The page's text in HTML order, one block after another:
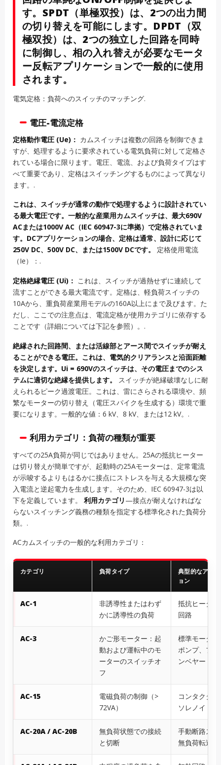
す。SPDT（単極双投）は、2つの出力間
の切り替えを可能にします。DPDT（双
極双投）は、2つの独立した回路を同時
に制御し、相の入れ替えが必要なモータ
ー反転アプリケーションで一般的に使用
されます。
電気定格：負荷へのスイッチのマッチング.
電圧-電流定格
定格動作電圧 (Ue)： カムスイッチは複数の回路を制御できま
すが、処理するように要求されている電気負荷に対して定格さ
れている場合に限ります。電圧、電流、および負荷タイプはす
べて重要であり、定格はスイッチングするものによって異なり
ます。.
これは、スイッチが通常の動作で処理するように設計されてい
る最大電圧です。一般的な産業用カムスイッチは、最大690V
ACまたは1000V AC（IEC 60947-3に準拠）で定格されていま
す。DCアプリケーションの場合、定格は通常、設計に応じて
250V DC、500V DC、または1500V DCです。
定格使用電流
（Ie）：.
定格絶縁電圧 (Ui)： これは、スイッチが過熱せずに連続して
流すことができる最大電流です。定格は、軽負荷スイッチの
10Aから、重負荷産業用モデルの160A以上にまで及びます。た
だし、ここでの注意点は、電流定格が使用カテゴリに依存する
ことです（詳細については下記を参照）。.
絶縁された回路間、または活線部とアース間でスイッチが耐え
ることができる電圧。これは、電気的クリアランスと沿面距離
を決定します。Ui = 690Vのスイッチは、その電圧までのシス
テムに適切な絶縁を提供します。
スイッチが絶縁破壊なしに耐
えられるピーク過渡電圧。これは、雷にさらされる環境や、頻
繁なモーターの切り替え（電圧スパイクを生成する）環境で重
要になります。一般的な値：6 kV、8 kV、または12 kV。.
利用カテゴリ：負荷の種類が重要
すべての25A負荷が同じではありません。25Aの抵抗ヒーター
は切り替えが簡単ですが、起動時の25Aモーターは、定常電流
が示唆するよりもはるかに接点にストレスを与える大規模な突
入電流と逆起電力を生成します。そのため、IEC 60947-3は以
下を定義しています。 利用カテゴリ —接点が耐えなければな
らないスイッチング義務の種類を指定する標準化された負荷分
類。.
ACカムスイッチの一般的な利用カテゴリ：
カテゴリ 負荷タイプ
典型的なアプ
ョン
AC-1
非誘導性またはわず
かに誘導性の負荷
抵抗ヒータ
回路
AC-3
かご形モーター：起
動および運転中のモ
ーターのスイッチオ
フ
標準モータ
ポンプ、フ
ンベヤー
AC-15
電磁負荷の制御（>
72VA）
コンタクタ
ソレノイド
AC-20A / AC-20B
無負荷状態での接続
と切断
手動断路ス
無負荷転送